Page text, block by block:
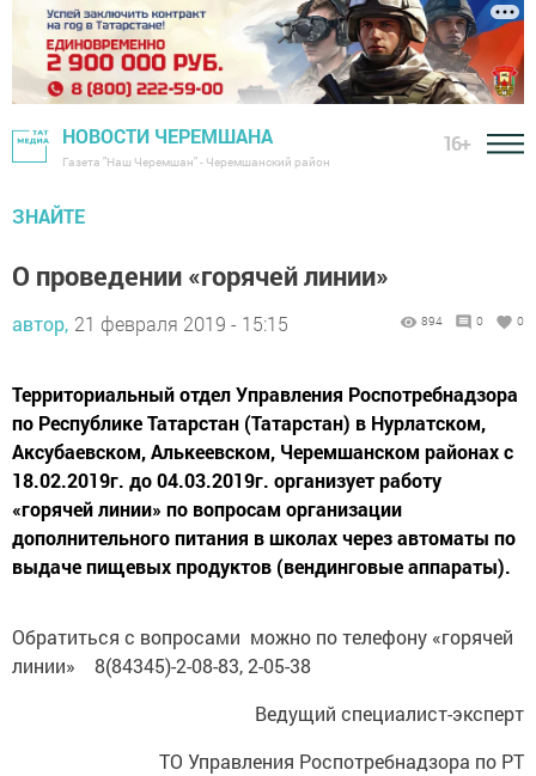
НОВОСТИ ЧЕРЕМШАНА
Газета "Наш Черемшан" - Черемшанский район
16+
ЗНАЙТЕ
О проведении «горячей линии»
автор, 21 февраля 2019 - 15:15 894 0 0
Территориальный отдел Управления Роспотребнадзора
по Республике Татарстан (Татарстан) в Нурлатском,
Аксубаевском, Алькеевском, Черемшанском районах с
18.02.2019г. до 04.03.2019г. организует работу
«горячей линии» по вопросам организации
дополнительного питания в школах через автоматы по
выдаче пищевых продуктов (вендинговые аппараты).
Обратиться с вопросами можно по телефону «горячей
линии» 8(84345)-2-08-83, 2-05-38
Ведущий специалист-эксперт
ТО Управления Роспотребнадзора по РТ